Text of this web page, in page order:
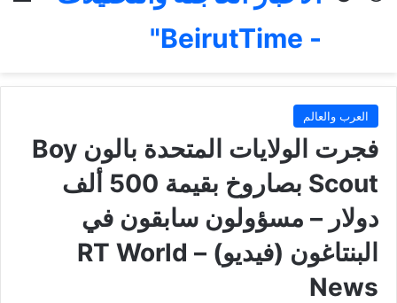
- BeirutTime"
العرب والعالم
فجرت الولايات المتحدة بالون Boy
Scout بصاروخ بقيمة 500 ألف
دولار – مسؤولون سابقون في
البنتاغون (فيديو) – RT World
News